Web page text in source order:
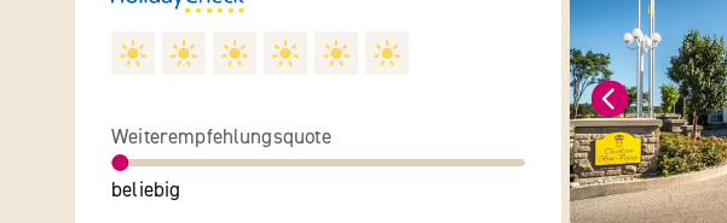
Weiterempfehlungsquote
beliebig